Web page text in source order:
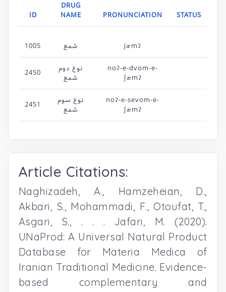
ID
DRUG
NAME
PRONUNCIATION STATUS
1005 شمع ʃæmʔ
2450
نوع دوم
شمع
noʔ-e-dvom-e-
∫æmʔ
2451
نوع سوم
شمع
noʔ-e-sevom-e-
∫æmʔ
Article Citations:
Naghizadeh, A., Hamzeheian, D.,
Akbari, S., Mohammadi, F., Otoufat, T.,
Asgari, S., . . . Jafari, M. (2020).
UNaProd: A Universal Natural Product
Database for Materia Medica of
Iranian Traditional Medicine. Evidence-
based complementary and